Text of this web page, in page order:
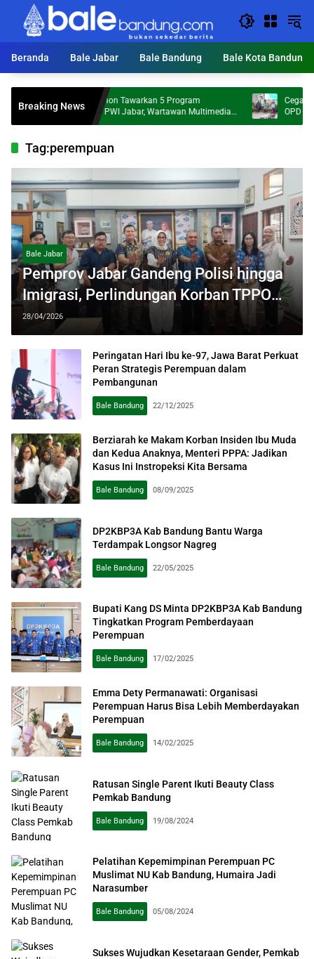
Langsung
konten
Beranda
Bale Jabar Bale Bandung Bale Kota Bandung
Breaking News
Tantan Sulthon Tawarkan 5 Program
Perubahan PWI Jabar, Wartawan Multimedia
Jadi Prioritas
Cegah Praktik
OPD Tindak
Tag:perempuan
Bale Jabar
Pemprov Jabar Gandeng Polisi hingga
Imigrasi, Perlindungan Korban TPPO
Diperkuat
28/04/2026
Peringatan Hari Ibu ke-97, Jawa Barat Perkuat
Peran Strategis Perempuan dalam
Pembangunan
Bale Bandung 22/12/2025
Berziarah ke Makam Korban Insiden Ibu Muda
dan Kedua Anaknya, Menteri PPPA: Jadikan
Kasus Ini Instropeksi Kita Bersama
Bale Bandung 08/09/2025
DP2KBP3A Kab Bandung Bantu Warga
Terdampak Longsor Nagreg
Bale Bandung 22/05/2025
Bupati Kang DS Minta DP2KBP3A Kab Bandung
Tingkatkan Program Pemberdayaan
Perempuan
Bale Bandung 17/02/2025
Emma Dety Permanawati: Organisasi
Perempuan Harus Bisa Lebih Memberdayakan
Perempuan
Bale Bandung 14/02/2025
Ratusan Single Parent Ikuti Beauty Class
Pemkab Bandung
Bale Bandung 19/08/2024
Pelatihan Kepemimpinan Perempuan PC
Muslimat NU Kab Bandung, Humaira Jadi
Narasumber
Bale Bandung 05/08/2024
Sukses Wujudkan Kesetaraan Gender, Pemkab